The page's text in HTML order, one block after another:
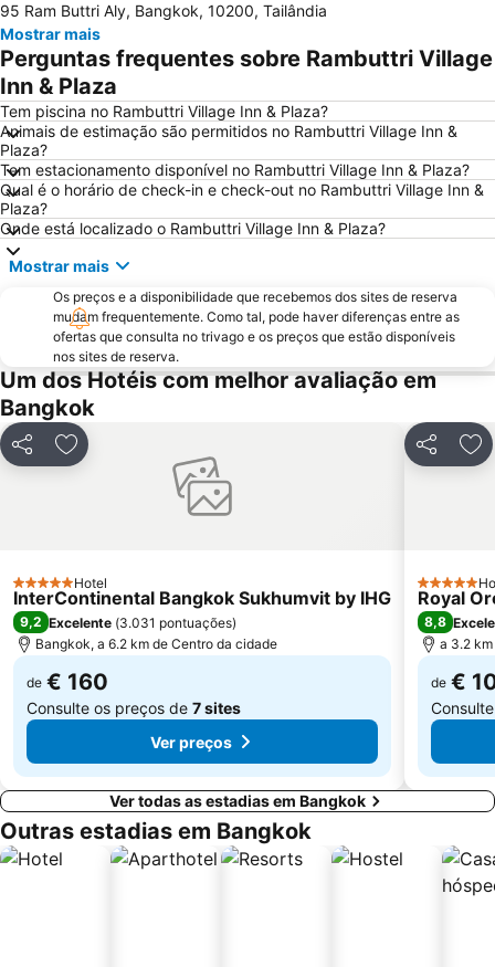
The Platinum Fashion
BTS Nana
Bangkok's Grand Palace Complex and Wat Phra Kaew
Aeroporto Don Mueang
Siam Square
Grande Palácio Phra Borom
Wat Arun
Chatuchak Market
Chao Phraya River and Bangkok Waterways Cruise including Wat Arun
BTS Ratchathewi
BTS Ekkamai
MRT Bang Rak Yai
Phra Pathom Chedi
Ramkhamhaeng
WEDDING EXPO
BTS Ari
MRT Si Lom
BTS Bang Wa
MRT Thailand Cultural Centre
Bangkok Port
Monte Dourado Wat Saket
Siam Paragon
FOOD FESTIVAL
Baiyoke Tower II
95 Ram Buttri Aly, Bangkok, 10200, Tailândia
Mostrar mais
Perguntas frequentes sobre Rambuttri Village
Inn & Plaza
Tem piscina no Rambuttri Village Inn & Plaza?
Animais de estimação são permitidos no Rambuttri Village Inn &
Plaza?
Tem estacionamento disponível no Rambuttri Village Inn & Plaza?
Qual é o horário de check-in e check-out no Rambuttri Village Inn &
Plaza?
Onde está localizado o Rambuttri Village Inn & Plaza?
Mostrar mais
Os preços e a disponibilidade que recebemos dos sites de reserva
mudam frequentemente. Como tal, pode haver diferenças entre as
ofertas que consulta no trivago e os preços que estão disponíveis
nos sites de reserva.
Um dos Hotéis com melhor avaliação em
Bangkok
PartilharAdicionar aos favoritos
5 EstrelasHotel
InterContinental Bangkok Sukhumvit by IHG
9,2 Excelente (3.031 pontuações)
Bangkok, a 6.2 km de Centro da cidade
de € 160
Consulte os preços de 7 sites
Ver preços
Partilhar
5 Estrelas
Royal
8,8
a 3.2
de €
Ver todas as estadias em Bangkok
Outras estadias em Bangkok